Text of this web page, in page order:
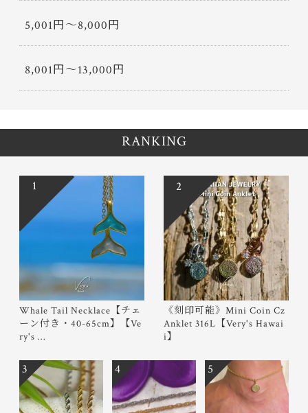
5,001円〜8,000円
8,001円〜13,000円
RANKING
Whale Tail Necklace【チェ
ーン付き・40-65cm】【Ve
ry's …
1
《刻印可能》Mini Coin Cz
Anklet 316L【Very's Hawai
i】
2
3 4 5